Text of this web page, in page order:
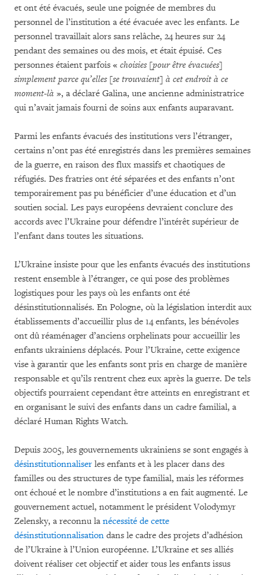
et ont été évacués, seule une poignée de membres du
personnel de l’institution a été évacuée avec les enfants. Le
personnel travaillait alors sans relâche, 24 heures sur 24
pendant des semaines ou des mois, et était épuisé. Ces
personnes étaient parfois « choisies [pour être évacuées]
simplement parce qu’elles [se trouvaient] à cet endroit à ce
moment-là », a déclaré Galina, une ancienne administratrice
qui n’avait jamais fourni de soins aux enfants auparavant.
Parmi les enfants évacués des institutions vers l’étranger,
certains n’ont pas été enregistrés dans les premières semaines
de la guerre, en raison des flux massifs et chaotiques de
réfugiés. Des fratries ont été séparées et des enfants n’ont
temporairement pas pu bénéficier d’une éducation et d’un
soutien social. Les pays européens devraient conclure des
accords avec l’Ukraine pour défendre l’intérêt supérieur de
l’enfant dans toutes les situations.
L’Ukraine insiste pour que les enfants évacués des institutions
restent ensemble à l’étranger, ce qui pose des problèmes
logistiques pour les pays où les enfants ont été
désinstitutionnalisés. En Pologne, où la législation interdit aux
établissements d’accueillir plus de 14 enfants, les bénévoles
ont dû réaménager d’anciens orphelinats pour accueillir les
enfants ukrainiens déplacés. Pour l’Ukraine, cette exigence
vise à garantir que les enfants sont pris en charge de manière
responsable et qu’ils rentrent chez eux après la guerre. De tels
objectifs pourraient cependant être atteints en enregistrant et
en organisant le suivi des enfants dans un cadre familial, a
déclaré Human Rights Watch.
Depuis 2005, les gouvernements ukrainiens se sont engagés à
désinstitutionnaliser les enfants et à les placer dans des
familles ou des structures de type familial, mais les réformes
ont échoué et le nombre d’institutions a en fait augmenté. Le
gouvernement actuel, notamment le président Volodymyr
Zelensky, a reconnu la nécessité de cette
désinstitutionnalisation dans le cadre des projets d’adhésion
de l’Ukraine à l’Union européenne. L’Ukraine et ses alliés
doivent réaliser cet objectif et aider tous les enfants issus